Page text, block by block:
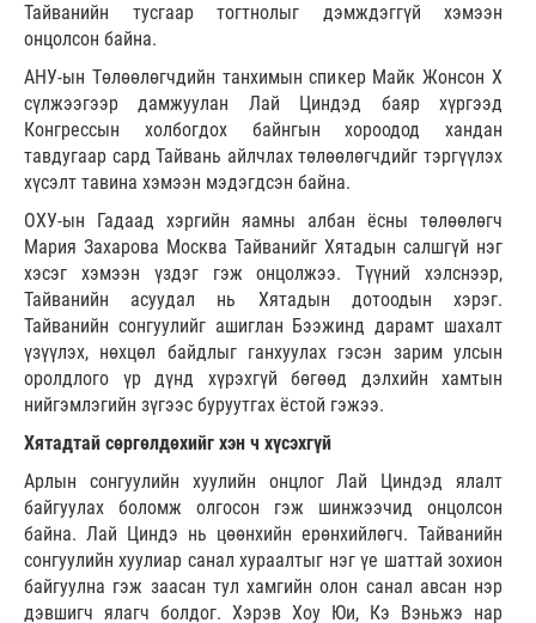
Тайванийн тусгаар тогтнолыг дэмждэггүй хэмээн
онцолсон байна.
АНУ-ын Төлөөлөгчдийн танхимын спикер Майк Жонсон Х
сүлжээгээр дамжуулан Лай Циндэд баяр хүргээд
Конгрессын холбогдох байнгын хороодод хандан
тавдугаар сард Тайвань айлчлах төлөөлөгчдийг тэргүүлэх
хүсэлт тавина хэмээн мэдэгдсэн байна.
ОХУ-ын Гадаад хэргийн яамны албан ёсны төлөөлөгч
Мария Захарова Москва Тайванийг Хятадын салшгүй нэг
хэсэг хэмээн үздэг гэж онцолжээ. Түүний хэлснээр,
Тайванийн асуудал нь Хятадын дотоодын хэрэг.
Тайванийн сонгуулийг ашиглан Бээжинд дарамт шахалт
үзүүлэх, нөхцөл байдлыг ганхуулах гэсэн зарим улсын
оролдлого үр дүнд хүрэхгүй бөгөөд дэлхийн хамтын
нийгэмлэгийн зүгээс буруутгах ёстой гэжээ.
Хятадтай сөргөлдөхийг хэн ч хүсэхгүй
Арлын сонгуулийн хуулийн онцлог Лай Циндэд ялалт
байгуулах боломж олгосон гэж шинжээчид онцолсон
байна. Лай Циндэ нь цөөнхийн ерөнхийлөгч. Тайванийн
сонгуулийн хуулиар санал хураалтыг нэг үе шаттай зохион
байгуулна гэж заасан тул хамгийн олон санал авсан нэр
дэвшигч ялагч болдог. Хэрэв Хоу Юи, Кэ Вэньжэ нар